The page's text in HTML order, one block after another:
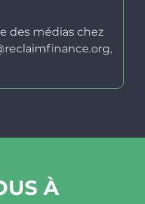
des médias chez
À